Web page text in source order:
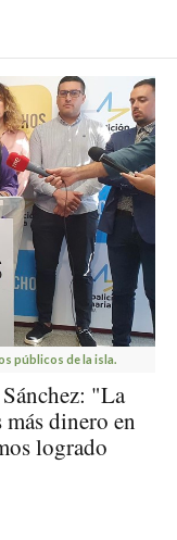
públicos de la isla.
"La
dinero en
logrado